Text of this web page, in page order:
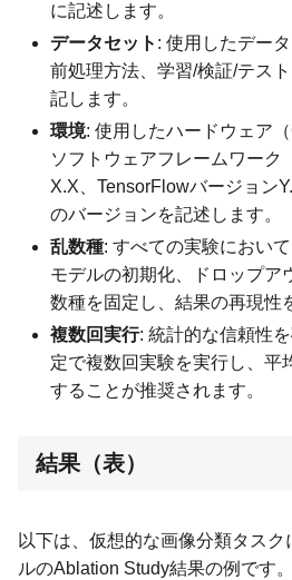
に記述します。
データセット : 使用したデー
前処理方法、学習/検証/テス
記します。
環境: 使用したハードウェア
ソフトウェアフレームワーク
X.X、TensorFlowバージョン
のバージョンを記述します。
乱数種: すべての実験におい
モデルの初期化、ドロップア
数種を固定し、結果の再現性
複数回実行: 統計的な信頼性
定で複数回実験を実行し、平
することが推奨されます。
結果（表）
以下は、仮想的な画像分類タス
ルのAblation Study結果の例です